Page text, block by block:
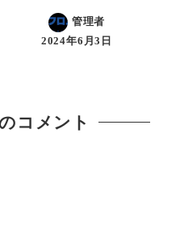
管理者
2024年6月3日
コメント